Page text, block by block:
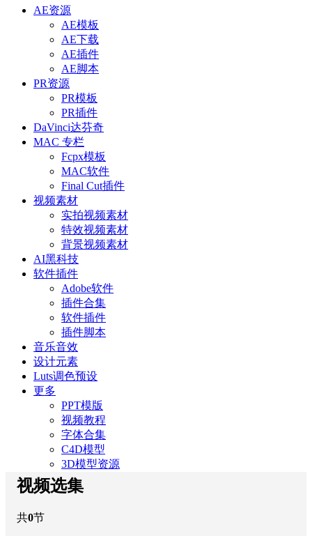
AE资源
AE模板
AE下载
AE插件
AE脚本
PR资源
PR模板
PR插件
DaVinci达芬奇
MAC 专栏
Fcpx模板
MAC软件
Final Cut插件
视频素材
实拍视频素材
特效视频素材
背景视频素材
AI黑科技
软件插件
Adobe软件
插件合集
软件插件
插件脚本
音乐音效
设计元素
Luts调色预设
更多
PPT模版
视频教程
字体合集
C4D模型
3D模型资源
视频选集
共0节